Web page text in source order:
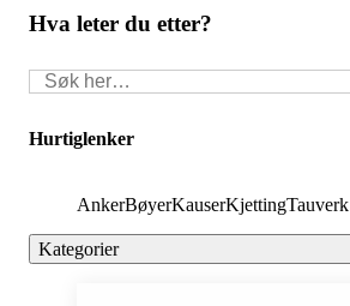
Hva leter du etter?
Søk
for:
Hurtiglenker
AnkerBøyerKauserKjettingTauverk
Kategorier